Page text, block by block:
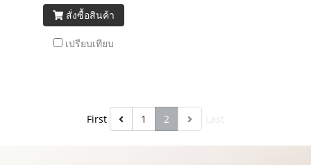
สั่งซื้อสินค้า
เปรียบเทียบ
First 1 2